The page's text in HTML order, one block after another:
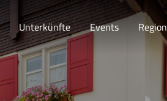
Unterkünfte Events Region